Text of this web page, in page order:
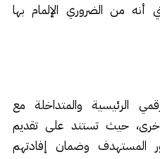
من الضروري الإلمام بها
الرئيسية والمتداخلة مع
حيث تستند على تقديم
المستهدف وضمان إفادتهم